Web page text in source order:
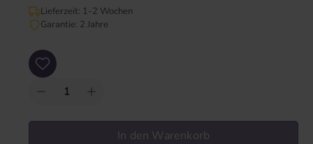
Lieferzeit: 1-2 Wochen
Garantie: 2 Jahre
Produkt Anzahl: Gib den gewünschten Wert ein oder benutze die Schaltflächen
In den Warenkorb